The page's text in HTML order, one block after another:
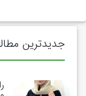
جدیدترین